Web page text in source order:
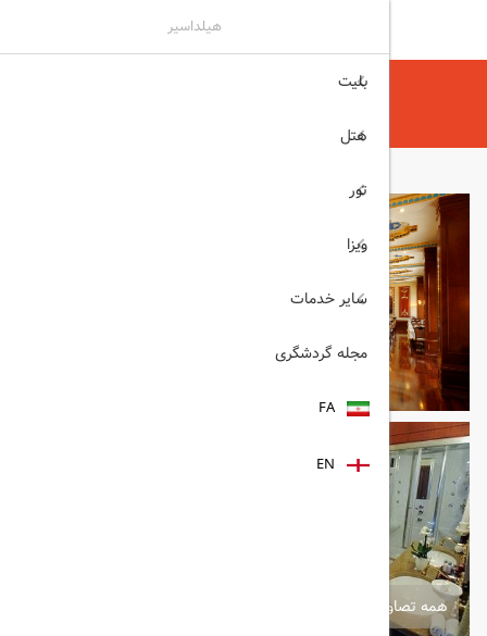
هیلداسیر
همه تصاویر
هیلداسیر
بلیت
هتل
تور
ویزا
سایر خدمات
مجله گردشگری
FA
EN